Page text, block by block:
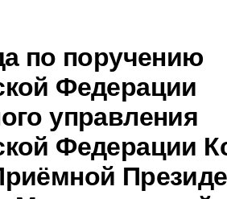
по поручению
Федерации
управления
Федерации